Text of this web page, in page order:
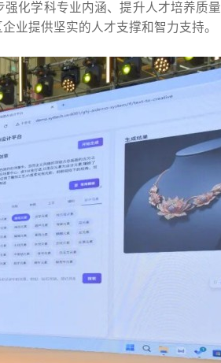
化学科专业内涵、提升人才培养质
业提供坚实的人才支撑和智力支持。